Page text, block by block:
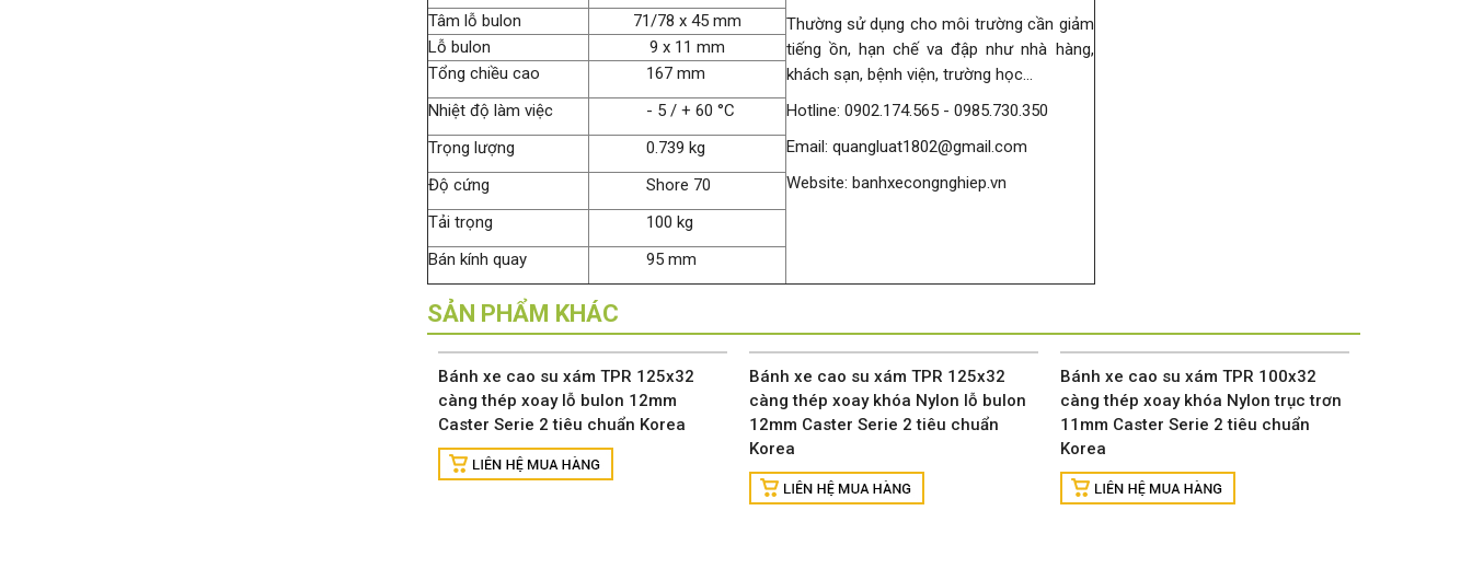
Thường sử dụng cho môi trường cần giảm
tiếng ồn, hạn chế va đập như nhà hàng,
khách sạn, bệnh viện, trường học...
Hotline: 0902.174.565 - 0985.730.350
Email: quangluat1802@gmail.com
Website: banhxecongnghiep.vn
Tâm lỗ bulon
71/78 x 45 mm
Lỗ bulon
9 x 11 mm
Tổng chiều cao
167 mm
Nhiệt độ làm việc
- 5 / + 60 °C
Trọng lượng
0.739 kg
Độ cứng
Shore 70
Tải trọng
100 kg
Bán kính quay
95 mm
SẢN PHẨM KHÁC
Bánh xe cao su xám TPR 125x32
càng thép xoay lỗ bulon 12mm
Caster Serie 2 tiêu chuẩn Korea
Bánh xe cao su xám TPR 125x32
càng thép xoay khóa Nylon lỗ bulon
12mm Caster Serie 2 tiêu chuẩn
Korea
Bánh xe cao su xám TPR 100x32
càng thép xoay khóa Nylon trục trơn
11mm Caster Serie 2 tiêu chuẩn
Korea